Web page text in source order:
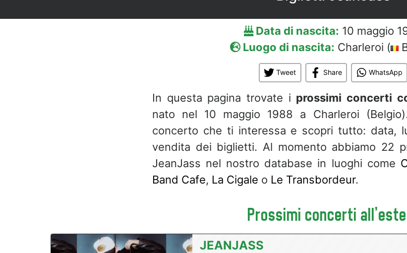
Data di nascita: 10 maggio
Luogo di nascita: Charleroi (
Tweet Share WhatsApp
In questa pagina trovate i prossimi concerti
nato nel 10 maggio 1988 a Charleroi
concerto che ti interessa e scopri tutto: data,
vendita dei biglietti. Al momento abbiamo 22
JeanJass nel nostro database in luoghi come
Band Cafe, La Cigale o Le Transbordeur.
Prossimi concerti
JEANJASS